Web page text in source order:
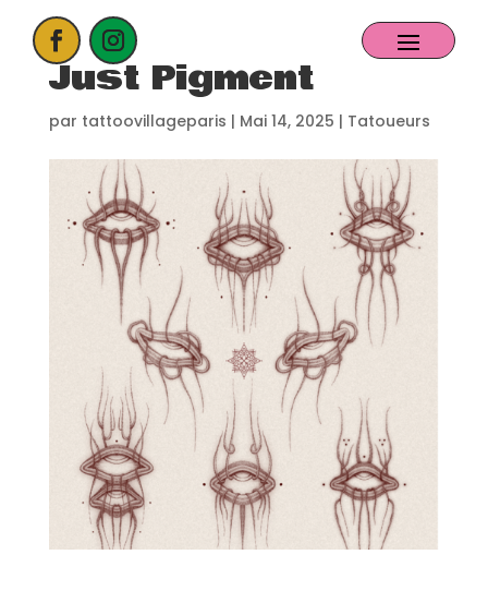
ACCUEIL
PROCHAIN EVENT
CANDIDATER
NOS EXPOSANTS
CONTACT
PARTENAIRES
Just Pigment
par tattoovillageparis | Mai 14, 2025 | Tatoueurs